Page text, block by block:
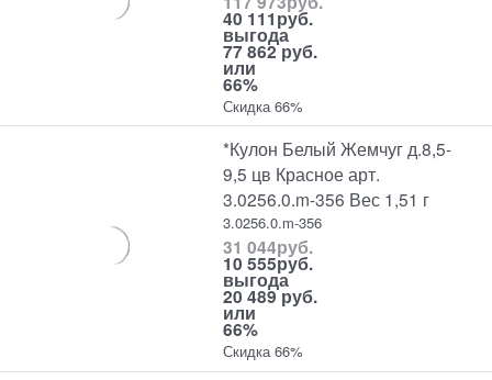
40 111руб.
выгода
77 862 руб.
или
66%
Скидка 66%
*Кулон Белый Жемчуг д.8,5-
9,5 цв Красное арт.
3.0256.0.m-356 Вес 1,51 г
3.0256.0.m-356
31 044руб.
10 555руб.
выгода
20 489 руб.
или
66%
Скидка 66%